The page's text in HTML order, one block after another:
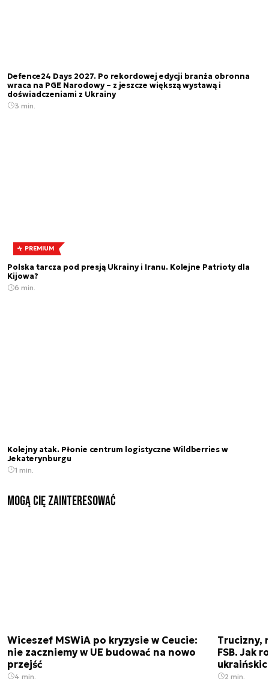
Defence24 Days 2027. Po rekordowej edycji branża obronna
wraca na PGE Narodowy – z jeszcze większą wystawą i
doświadczeniami z Ukrainy
3 min.
PREMIUM
Polska tarcza pod presją Ukrainy i Iranu. Kolejne Patrioty dla
Kijowa?
6 min.
Kolejny atak. Płonie centrum logistyczne Wildberries w
Jekaterynburgu
1 min.
Mogą Cię zainteresować
Wiceszef MSWiA po kryzysie w Ceucie:
nie zaczniemy w UE budować na nowo
przejść
4 min.
Trucizny,
FSB. Jak
2 min.